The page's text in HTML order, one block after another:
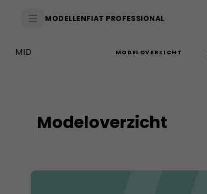
MODELLENFIAT PROFESSIONAL
MID MODELOVERZICHT
Modeloverzicht